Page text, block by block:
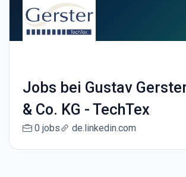
Jobs bei Gustav
& Co. KG - TechTex
0 jobs de.linkedin.com